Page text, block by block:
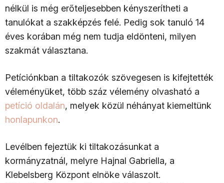
nélkül is még erőteljesebben kényszerítheti a
tanulókat a szakképzés felé. Pedig sok tanuló 14
éves korában még nem tudja eldönteni, milyen
szakmát választana.
Petíciónkban a tiltakozók szövegesen is kifejtették
véleményüket, több száz vélemény olvasható a
petíció oldalán, melyek közül néhányat kiemeltünk
honlapunkon.
Levélben fejeztük ki tiltakozásunkat a
kormányzatnál, melyre Hajnal Gabriella, a
Klebelsberg Központ elnöke válaszolt.